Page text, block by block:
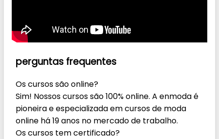
perguntas frequentes
Os cursos são online?
Sim! Nossos cursos são 100% online. A enmoda é
pioneira e especializada em cursos de moda
online há 19 anos no mercado de trabalho.
Os cursos tem certificado?